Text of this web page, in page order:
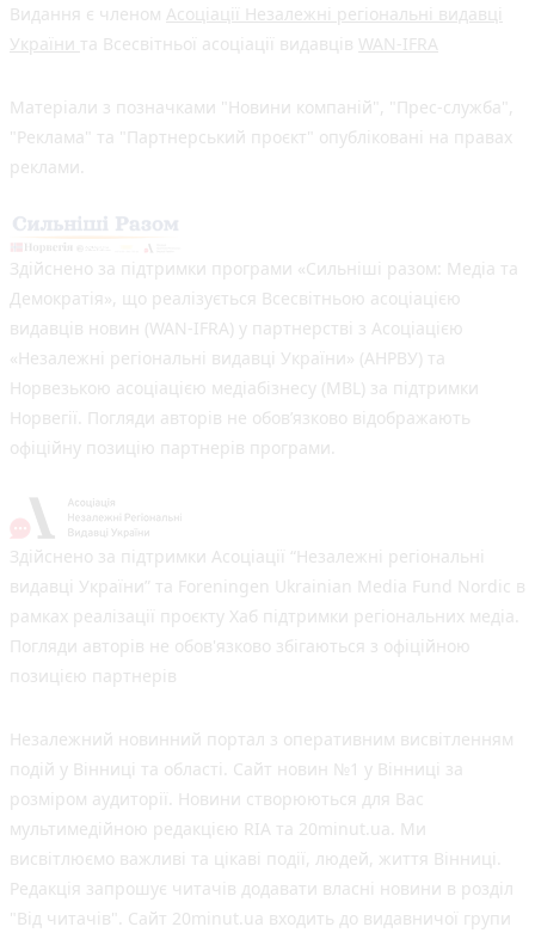
Видання є членом Асоціації Незалежні регіональні видавці
України та Всесвітньої асоціації видавців WAN-IFRA
Матеріали з позначками "Новини компаній", "Прес-служба",
"Реклама" та "Партнерський проєкт" опубліковані на правах
реклами.
Здійснено за підтримки програми «Сильніші разом: Медіа та
Демократія», що реалізується Всесвітньою асоціацією
видавців новин (WAN-IFRA) у партнерстві з Асоціацією
«Незалежні регіональні видавці України» (АНРВУ) та
Норвезькою асоціацією медіабізнесу (MBL) за підтримки
Норвегії. Погляди авторів не обов’язково відображають
офіційну позицію партнерів програми.
Здійснено за підтримки Асоціації “Незалежні регіональні
видавці України” та Foreningen Ukrainian Media Fund Nordic в
рамках реалізації проєкту Хаб підтримки регіональних медіа.
Погляди авторів не обов'язково збігаються з офіційною
позицією партнерів
Незалежний новинний портал з оперативним висвітленням
подій у Вінниці та області. Сайт новин №1 у Вінниці за
розміром аудиторії. Новини створюються для Вас
мультимедійною редакцією RIA та 20minut.ua. Ми
висвітлюємо важливі та цікаві події, людей, життя Вінниці.
Редакція запрошує читачів додавати власні новини в розділ
"Від читачів". Сайт 20minut.ua входить до видавничої групи